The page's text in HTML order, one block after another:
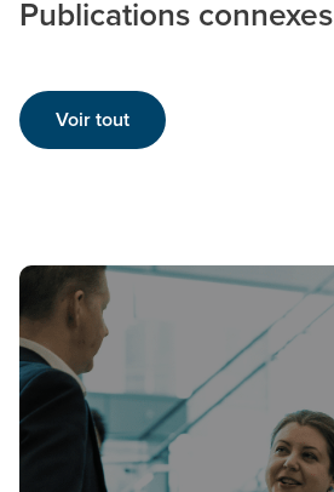
Publications connexes
Voir tout